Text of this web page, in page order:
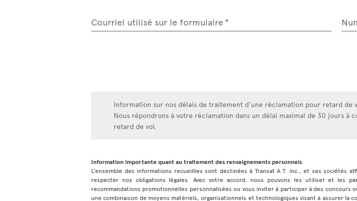
Courriel utilisé sur le formulaire
Information sur nos délais de traitement d'une réclamation pour retard de
Nous répondrons à votre réclamation dans un délai maximal de 30 jours
retard de vol.
Information importante quant au traitement des renseignements personnels
L’ensemble des informations recueillies sont destinées à Transat A.T. inc., et ses
respecter nos obligations légales. Avec votre accord, nous pouvons les utiliser et les
recommandations promotionnelles personnalisées ou vous inviter à participer à des concours
une combinaison de moyens matériels, organisationnels et technologiques visant à assurer